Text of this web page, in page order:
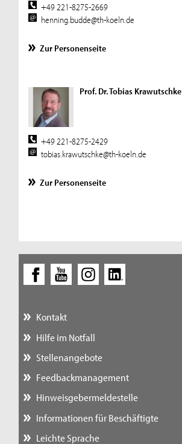
+49 221-8275-2669
henning.budde@th-koeln.de
Zur Personenseite
Prof. Dr. Tobias Krawutschke
+49 221-8275-2429
tobias.krawutschke@th-koeln.de
Zur Personenseite
Kontakt
Hilfe im Notfall
Stellenangebote
Feedbackmanagement
Hinweisgebermeldestelle
Informationen für Beschäftigte
Leichte Sprache